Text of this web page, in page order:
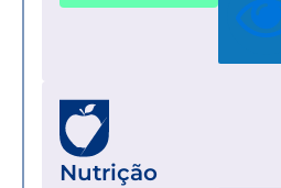
Nutrição